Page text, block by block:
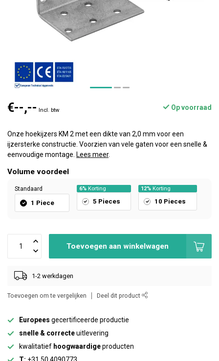
€--,-- Incl. btw Op voorraad
Onze hoekijzers KM 2 met een dikte van 2,0 mm voor een
ijzersterke constructie. Voorzien van vele gaten voor een snelle &
eenvoudige montage. Lees meer.
Volume voordeel
Standaard
1 Piece
6%Korting
5 Pieces
12% Korting
10 Pieces
Toevoegen aan winkelwagen
1-2 werkdagen
Toevoegen om te vergelijken Deel dit product
Europees gecertificeerde productie
snelle & correcteuitlevering
kwalitatief hoogwaardigeproducten